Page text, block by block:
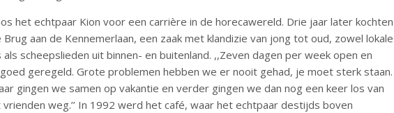
het echtpaar Kion voor een carrière in de horecawereld. Drie jaar later kochten
Brug aan de Kennemerlaan, een zaak met klandizie van jong tot oud, zowel lokale
scheepslieden uit binnen- en buitenland. ,,Zeven dagen per week open en
geregeld. Grote problemen hebben we er nooit gehad, je moet sterk staan.
gingen we samen op vakantie en verder gingen we dan nog een keer los van
weg.’’ In 1992 werd het café, waar het echtpaar destijds boven